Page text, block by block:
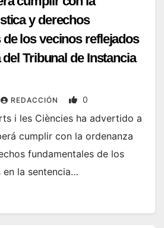
y derechos
los vecinos reflejados
Tribunal de Instancia
REDACCIÓN 0
i les Ciències ha advertido a
cumplir con la ordenanza
fundamentales de los
la sentencia…